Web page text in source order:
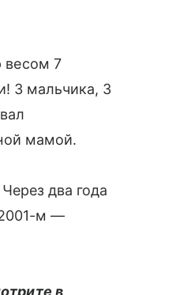
весом 7
3 мальчика, 3
мамой.
два года
м —
в